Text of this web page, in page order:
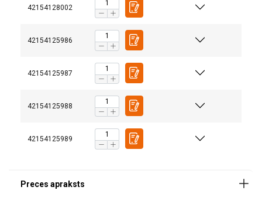
42154128002
42154125986
42154125987
42154125988
42154125989
Marķējums:
Drošības koeficients: